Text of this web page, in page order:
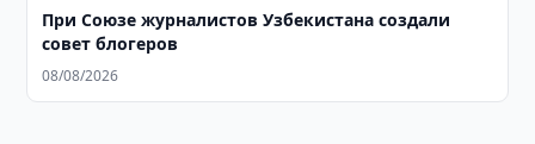
При Союзе журналистов Узбекистана создали
совет блогеров
08/08/2026